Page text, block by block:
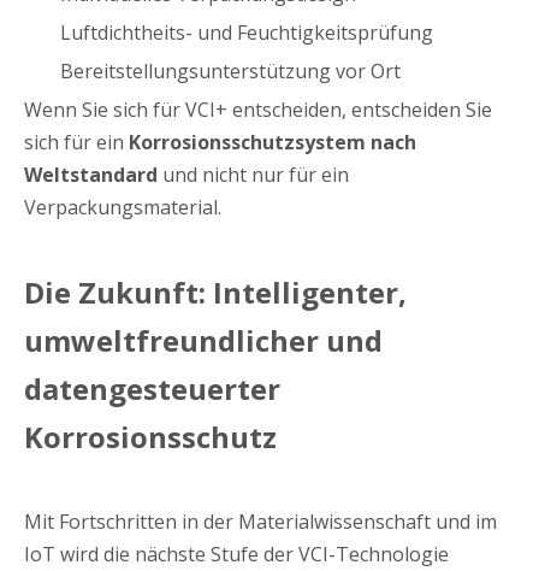
Luftdichtheits- und Feuchtigkeitsprüfung
Bereitstellungsunterstützung vor Ort
Wenn Sie sich für VCI+ entscheiden, entscheiden Sie
sich für ein Korrosionsschutzsystem nach
Weltstandard und nicht nur für ein
Verpackungsmaterial.
Die Zukunft: Intelligenter,
umweltfreundlicher und
datengesteuerter
Korrosionsschutz
Mit Fortschritten in der Materialwissenschaft und im
IoT wird die nächste Stufe der VCI-Technologie